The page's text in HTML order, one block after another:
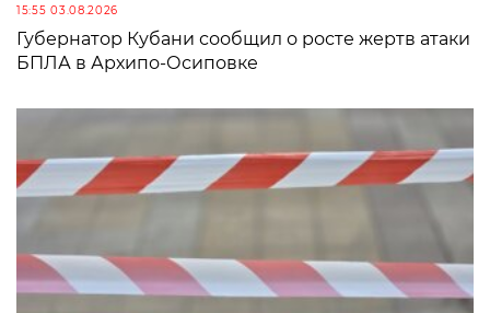
15:55 03.08.2026
Губернатор Кубани сообщил о росте жертв атаки
БПЛА в Архипо-Осиповке